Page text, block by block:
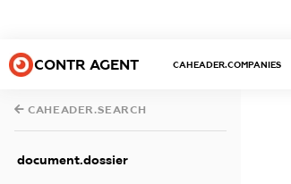
CONTR AGENT CAHEADER.COMPANIES
CAHEADER.SEARCH
document.dossier